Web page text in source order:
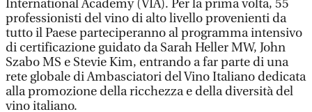
International Academy (VIA). Per la prima volta, 55
professionisti del vino di alto livello provenienti da
tutto il Paese parteciperanno al programma intensivo
di certificazione guidato da Sarah Heller MW, John
Szabo MS e Stevie Kim, entrando a far parte di una
rete globale di Ambasciatori del Vino Italiano dedicata
alla promozione della ricchezza e della diversità del
vino italiano.